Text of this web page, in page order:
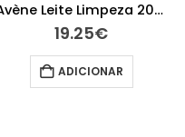
Avène Água Termal 50ml
6.15€
ADICIONAR